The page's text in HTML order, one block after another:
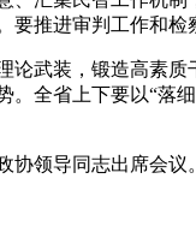
要推进审判工作和
装，锻造高素质
全省上下要以“落
导同志出席会议